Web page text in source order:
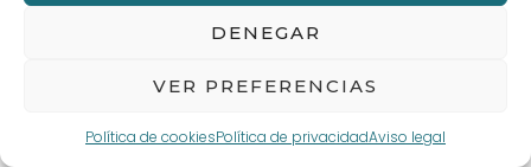
DENEGAR
VER PREFERENCIAS
Política de cookiesPolítica de privacidadAviso legal